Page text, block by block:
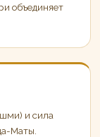
объединяет
и сила
Маты.